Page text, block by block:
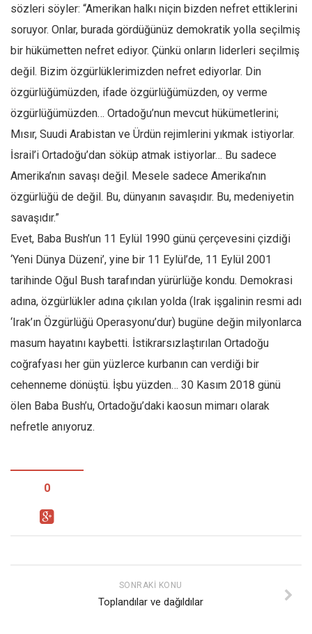
sözleri söyler: “Amerikan halkı niçin bizden nefret ettiklerini
soruyor. Onlar, burada gördüğünüz demokratik yolla seçilmiş
bir hükümetten nefret ediyor. Çünkü onların liderleri seçilmiş
değil. Bizim özgürlüklerimizden nefret ediyorlar. Din
özgürlüğümüzden, ifade özgürlüğümüzden, oy verme
özgürlüğümüzden… Ortadoğu’nun mevcut hükümetlerini;
Mısır, Suudi Arabistan ve Ürdün rejimlerini yıkmak istiyorlar.
İsrail’i Ortadoğu’dan söküp atmak istiyorlar… Bu sadece
Amerika’nın savaşı değil. Mesele sadece Amerika’nın
özgürlüğü de değil. Bu, dünyanın savaşıdır. Bu, medeniyetin
savaşıdır.”
Evet, Baba Bush’un 11 Eylül 1990 günü çerçevesini çizdiği
‘Yeni Dünya Düzeni’, yine bir 11 Eylül’de, 11 Eylül 2001
tarihinde Oğul Bush tarafından yürürlüğe kondu. Demokrasi
adına, özgürlükler adına çıkılan yolda (Irak işgalinin resmi adı
‘Irak’ın Özgürlüğü Operasyonu’dur) bugüne değin milyonlarca
masum hayatını kaybetti. İstikrarsızlaştırılan Ortadoğu
coğrafyası her gün yüzlerce kurbanın can verdiği bir
cehenneme dönüştü. İşbu yüzden… 30 Kasım 2018 günü
ölen Baba Bush’u, Ortadoğu’daki kaosun mimarı olarak
nefretle anıyoruz.
0
SONRAKI KONU
Toplandılar ve dağıldılar